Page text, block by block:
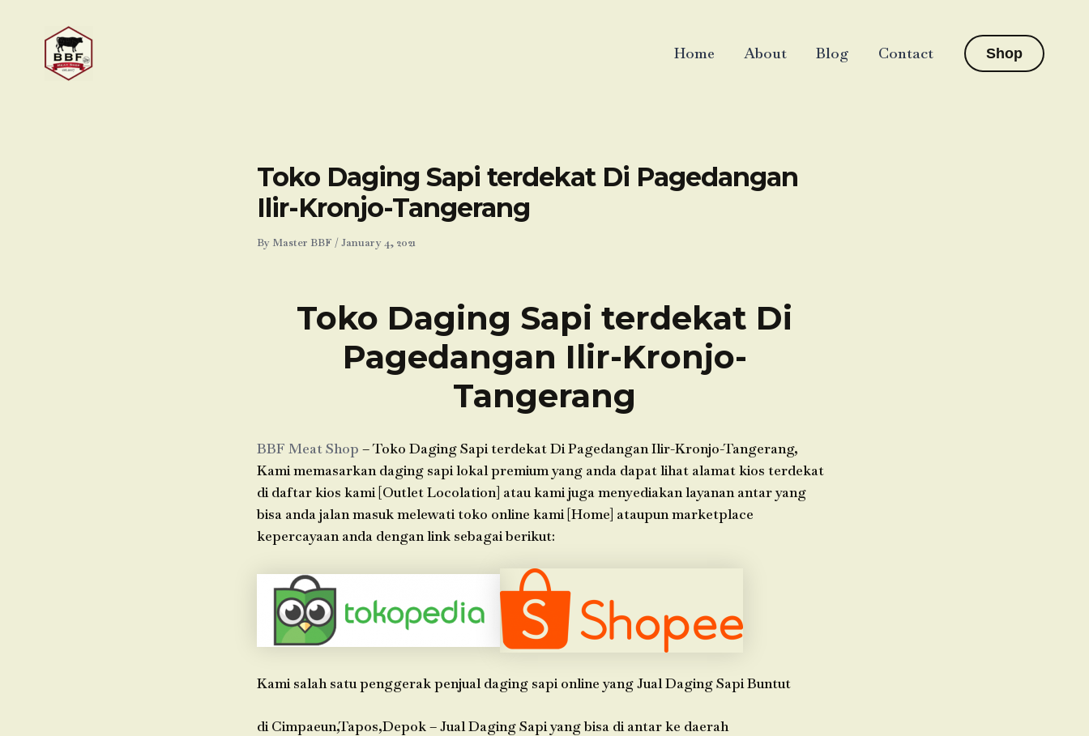
Home About Blog Contact Shop
Toko Daging Sapi terdekat Di Pagedangan
Ilir-Kronjo-Tangerang
By Master BBF /January 4, 2021
Toko Daging Sapi terdekat Di
Pagedangan Ilir-Kronjo-
Tangerang
BBF Meat Shop – Toko Daging Sapi terdekat Di Pagedangan Ilir-Kronjo-Tangerang,
Kami memasarkan daging sapi lokal premium yang anda dapat lihat alamat kios terdekat
di daftar kios kami [Outlet Locolation] atau kami juga menyediakan layanan antar yang
bisa anda jalan masuk melewati toko online kami [Home] ataupun marketplace
kepercayaan anda dengan link sebagai berikut:
Kami salah satu penggerak penjual daging sapi online yang Jual Daging Sapi Buntut
di Cimpaeun,Tapos,Depok – Jual Daging Sapi yang bisa di antar ke daerah